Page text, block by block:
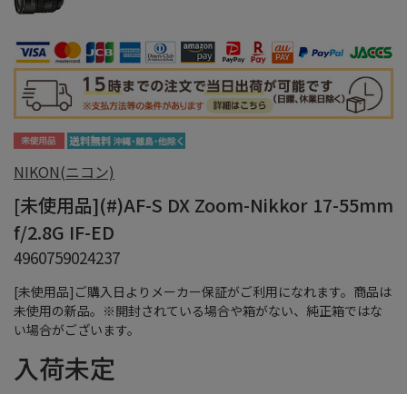
[未使用品]ご購入日よりメーカー保証がご利用になれます。商品は
未使用の新品。※開封されている場合や箱がない、純正箱ではな
い場合がございます。
NIKON(ニコン)
[未使用品](#)AF-S DX Zoom-Nikkor 17-55mm
f/2.8G IF-ED
4960759024237
入荷未定